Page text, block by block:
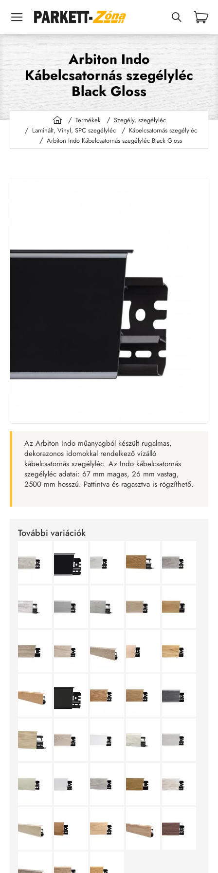
Arbiton Indo
Kábelcsatornás szegélyléc
Black Gloss
h
o
m
Termékek
Szegély, szegélyléc
Laminált, Vinyl, SPC szegélyléc
Kábelcsatornás szegélyléc
Arbiton Indo Kábelcsatornás szegélyléc Black Gloss
Az Arbiton Indo műanyagból készült rugalmas,
dekorazonos idomokkal rendelkező vízálló
kábelcsatornás szegélyléc. Az Indo kábelcsatornás
szegélyléc adatai: 67 mm magas, 26 mm vastag,
2500 mm hosszú. Pattintva és ragasztva is rögzíthető.
További variációk